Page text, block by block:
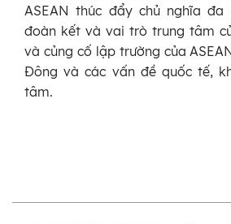
ASEAN thúc đẩy chủ nghĩa đa
đoàn kết và vai trò trung tâm
và củng cố lập trường của
Đông và các vấn đề quốc tế,
tâm.